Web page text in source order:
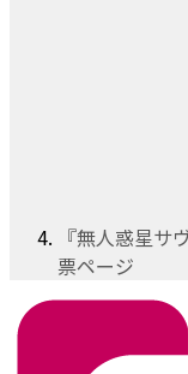
『無人惑星
票ページ